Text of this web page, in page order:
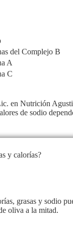
del Complejo B
A
C
en Nutrición
de sodio
y calorías?
grasas y sodio
oliva a la mitad.